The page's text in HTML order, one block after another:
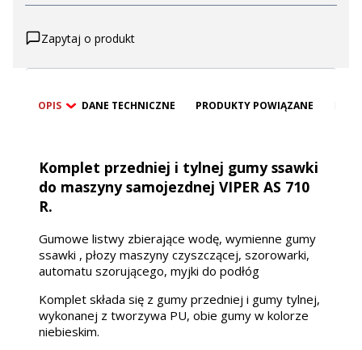
Zapytaj o produkt
OPIS DANE TECHNICZNE PRODUKTY POWIĄZANE
Komplet przedniej i tylnej gumy ssawki
do maszyny samojezdnej VIPER AS 710
R.
Gumowe listwy zbierające wodę, wymienne gumy
ssawki , płozy maszyny czyszczącej, szorowarki,
automatu szorującego, myjki do podłóg
Komplet składa się z gumy przedniej i gumy tylnej,
wykonanej z tworzywa PU, obie gumy w kolorze
niebieskim.